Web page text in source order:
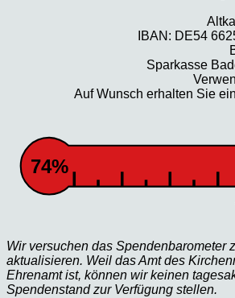
IBAN: DE54
Sparkasse
Auf Wunsch erhalten Sie
74%
Wir versuchen das Spendenbarometer
aktualisieren. Weil das Amt des
Ehrenamt ist, können wir keinen
Spendenstand zur Verfügung stellen.